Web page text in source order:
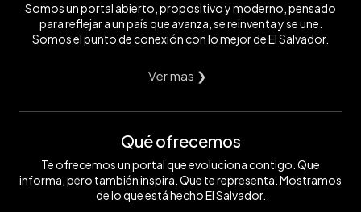
Somos un portal abierto, propositivo y moderno, pensado
para reflejar a un país que avanza, se reinventa y se une.
Somos el punto de conexión con lo mejor de El Salvador.
Ver mas ❯
Qué ofrecemos
Te ofrecemos un portal que evoluciona contigo. Que
informa, pero también inspira. Que te representa. Mostramos
de lo que está hecho El Salvador.